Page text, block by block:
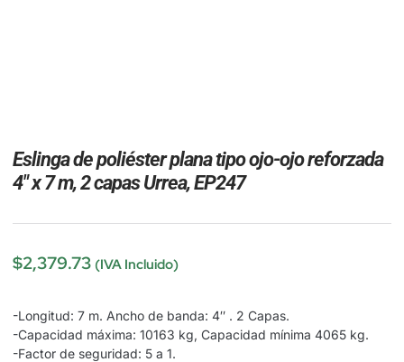
Eslinga de poliéster plana tipo ojo-ojo reforzada
4″ x 7 m, 2 capas Urrea, EP247
$2,379.73 (IVA Incluido)
-Longitud: 7 m. Ancho de banda: 4″ . 2 Capas.
-Capacidad máxima: 10163 kg, Capacidad mínima 4065 kg.
-Factor de seguridad: 5 a 1.